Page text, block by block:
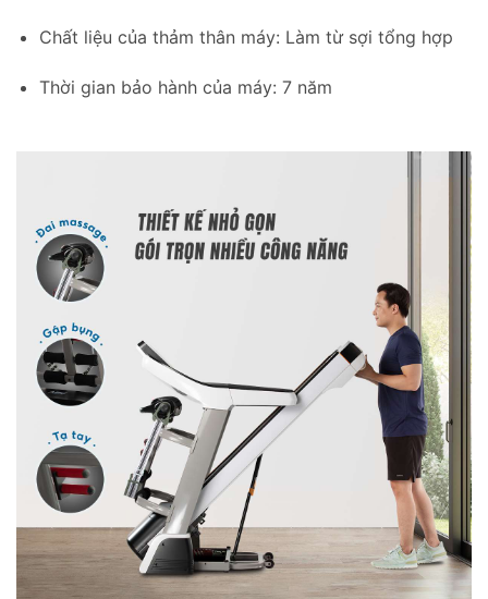
Chất liệu của thảm thân máy: Làm từ sợi tổng hợp
Thời gian bảo hành của máy: 7 năm